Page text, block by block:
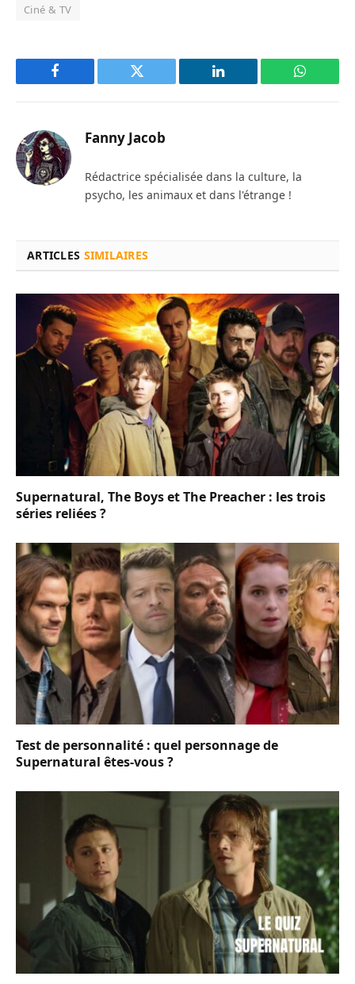
Ciné & TV
Facebook Twitter LinkedIn
Fanny Jacob
Rédactrice spécialisée dans la culture, la
psycho, les animaux et dans l'étrange !
ARTICLES SIMILAIRES
Supernatural, The Boys et The Preacher : les trois
séries reliées ?
Test de personnalité : quel personnage de
Supernatural êtes-vous ?